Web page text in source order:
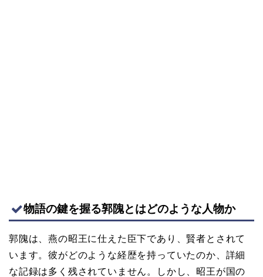
物語の鍵を握る郭隗とはどのような人物か
郭隗は、燕の昭王に仕えた臣下であり、賢者とされて
います。彼がどのような経歴を持っていたのか、詳細
な記録は多く残されていません。しかし、昭王が国の